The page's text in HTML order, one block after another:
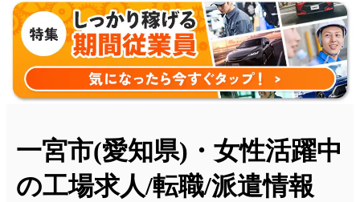
一宮市(愛知県)・女性活躍中
の工場求人/転職/派遣情報